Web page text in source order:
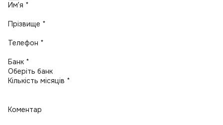
Имʼя *
Прізвище *
Телефон *
Банк *
Кількість місяців *
Коментар